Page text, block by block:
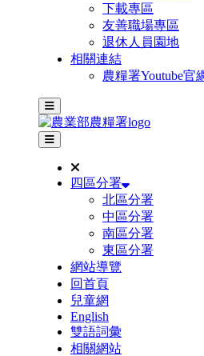
下載專區
友善職場專區
退休人員園地
相關連結
農糧署Youtube官
主選單
其他網站選單
四區分署
北區分署
中區分署
南區分署
東區分署
網站導覽
回首頁
兒童網
English
雙語詞彙
相關網站